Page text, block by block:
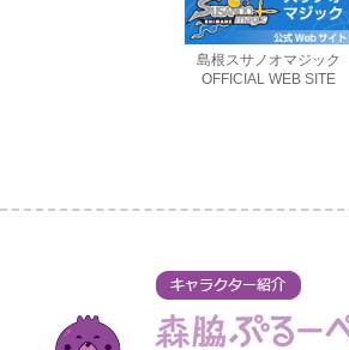
島根スサノオマジック
OFFICIAL WEB SITE